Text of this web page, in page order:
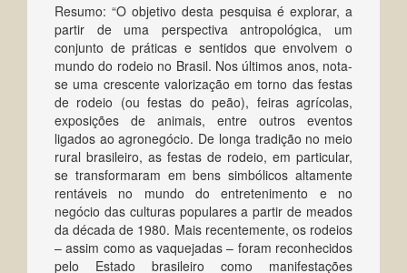
Resumo: “O objetivo desta pesquisa é explorar, a
partir de uma perspectiva antropológica, um
conjunto de práticas e sentidos que envolvem o
mundo do rodeio no Brasil. Nos últimos anos, nota-
se uma crescente valorização em torno das festas
de rodeio (ou festas do peão), feiras agrícolas,
exposições de animais, entre outros eventos
ligados ao agronegócio. De longa tradição no meio
rural brasileiro, as festas de rodeio, em particular,
se transformaram em bens simbólicos altamente
rentáveis no mundo do entretenimento e no
negócio das culturas populares a partir de meados
da década de 1980. Mais recentemente, os rodeios
– assim como as vaquejadas – foram reconhecidos
pelo Estado brasileiro como manifestações